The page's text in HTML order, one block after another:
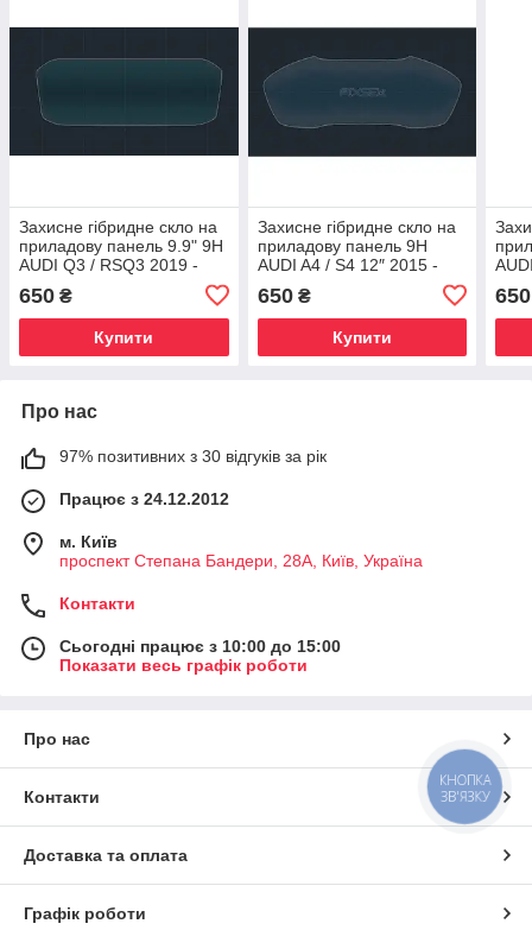
Захисне гібридне скло на
приладову панель 9.9" 9H
AUDI Q3 / RSQ3 2019 -
650 ₴
Купити
Захисне гібридне скло на
приладову панель 9H
AUDI A4 / S4 12″ 2015 -
650₴
Купити
650
Про нас
97% позитивних з 30 відгуків за рік
Працює з 24.12.2012
м. Київ
проспект Степана Бандери, 28А, Київ, Україна
Контакти
Сьогодні працює з 10:00 до 15:00
Показати весь графік роботи
Про нас
Контакти
Доставка та оплата
Графік роботи
КНОПКА
ЗВ'ЯЗКУ